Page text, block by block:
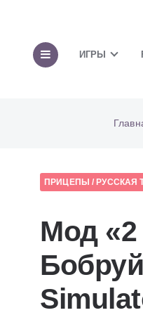
ИГРЫ
ПРИЦЕПЫ / РУССКАЯ
Мод «2